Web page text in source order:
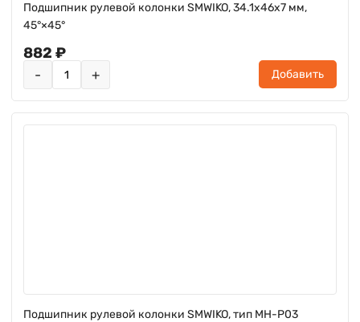
Подшипник рулевой колонки SMWIKO, 34.1x46x7 мм,
45°×45°
882 ₽
- + Добавить
Подшипник рулевой колонки SMWIKO, тип MH-P03